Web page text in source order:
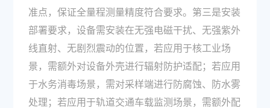
准点，保证全量程测量精度符合要求。第三是安装
部署要求，设备需安装在无强电磁干扰、无强紫外
线直射、无剧烈震动的位置，若应用于核工业场
景，需额外对设备外壳进行辐射防护适配；若应用
于水务消毒场景，需对采样端进行防腐蚀、防水雾
处理；若应用于轨道交通车载监测场景，需额外配